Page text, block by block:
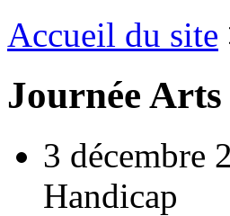
Accueil du site
Journée
3 décembre
Handicap